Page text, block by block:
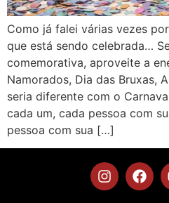
Como já falei várias vezes
que está sendo celebrada…
comemorativa, aproveite a
Namorados, Dia das Bruxas,
seria diferente com o
cada um, cada pessoa com
pessoa com sua […]